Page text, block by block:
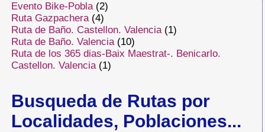
Evento Bike-Pobla (2)
Ruta Gazpachera (4)
Ruta de Baño. Castellon. Valencia (1)
Ruta de Baño. Valencia (10)
Ruta de los 365 dias-Baix Maestrat-. Benicarlo.
Castellon. Valencia (1)
Busqueda de Rutas por
Localidades, Poblaciones...